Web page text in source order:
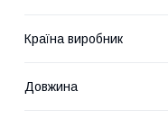
Країна виробник
Довжина